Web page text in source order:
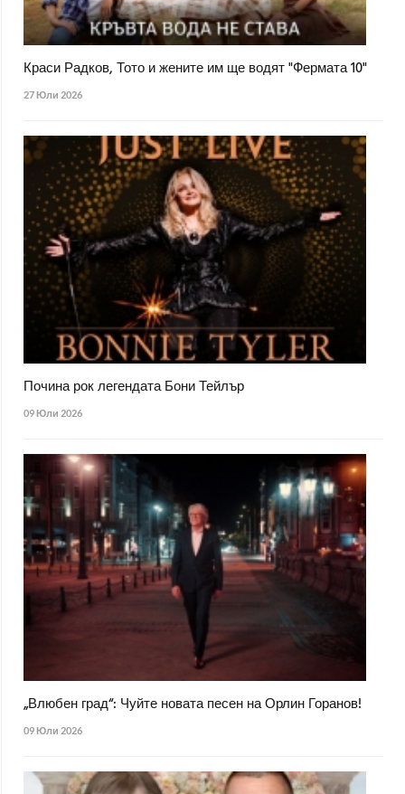
Краси Радков, Тото и жените им ще водят "Фермата 10"
27 Юли 2026
Почина рок легендата Бони Тейлър
09 Юли 2026
„Влюбен град“: Чуйте новата песен на Орлин Горанов!
09 Юли 2026